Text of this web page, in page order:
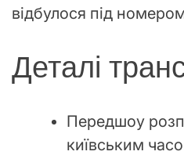
відбулося під
Деталі
Передшоу
київським